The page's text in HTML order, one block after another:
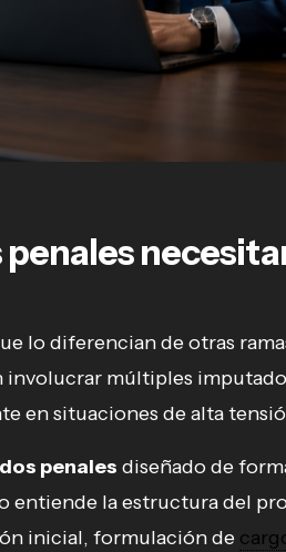
lo diferencian de otras
múltiples
en situaciones de alta
penales diseñado de
entiende la estructura del
inicial, formulación de